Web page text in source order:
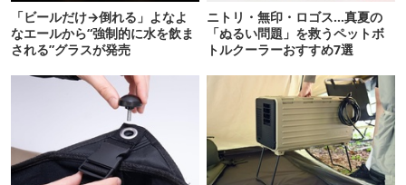
「ビールだけ→倒れる」よなよ
なエールから“強制的に水を飲ま
される”グラスが発売
ニトリ・無印・ロゴス…真夏の
「ぬるい問題」を救うペットボ
トルクーラーおすすめ7選